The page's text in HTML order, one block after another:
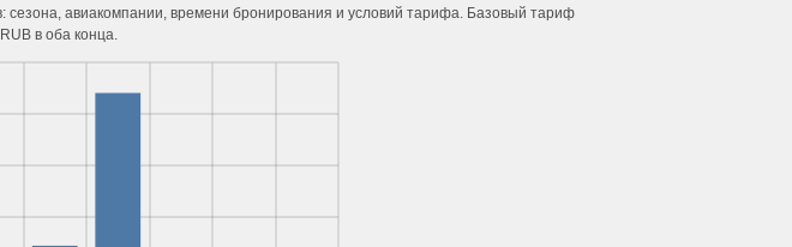
сезона, авиакомпании, времени бронирования и условий тарифа. Базовый тариф
в оба конца.